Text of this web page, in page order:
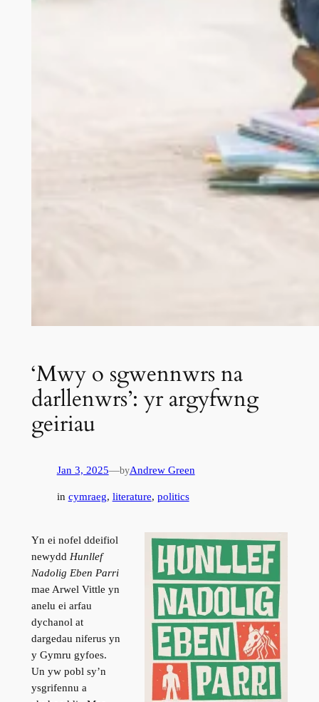
‘Mwy o sgwennwrs na
darllenwrs’: yr argyfwng
geiriau
Jan 3, 2025—byAndrew Green
in cymraeg, literature, politics
Yn ei nofel ddeifiol
newydd Hunllef
Nadolig Eben Parri
mae Arwel Vittle yn
anelu ei arfau
dychanol at
dargedau niferus yn
y Gymru gyfoes.
Un yw pobl sy’n
ysgrifennu a